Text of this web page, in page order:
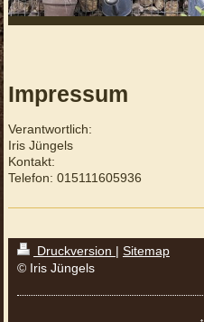
Impressum
Verantwortlich:
Iris Jüngels
Kontakt:
Telefon: 015111605936
Druckversion | Sitemap
© Iris Jüngels